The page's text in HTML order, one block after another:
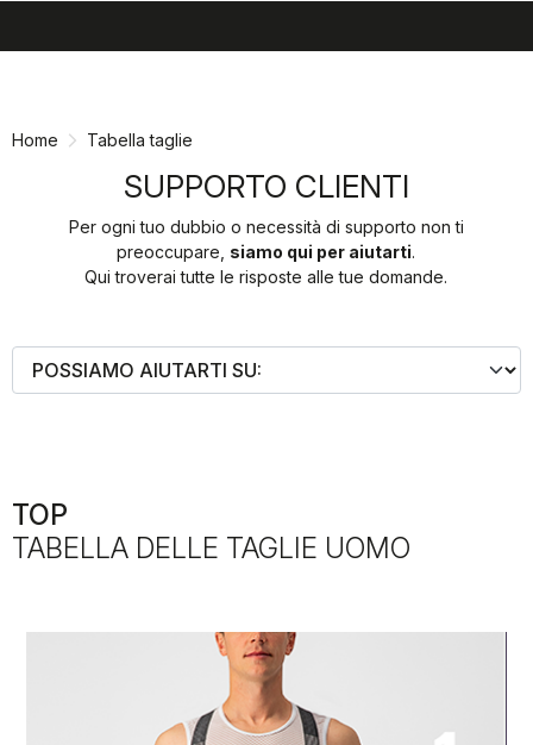
Home Tabella taglie
SUPPORTO CLIENTI
Per ogni tuo dubbio o necessità di supporto non ti
preoccupare, siamo qui per aiutarti.
Qui troverai tutte le risposte alle tue domande.
TOP
TABELLA DELLE TAGLIE UOMO